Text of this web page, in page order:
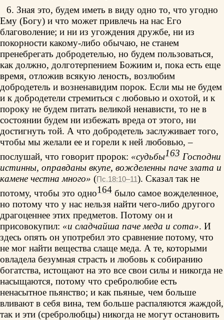
6. Зная это, будем иметь в виду одно то, что угодно
Ему (Богу) и что может привлечь на нас Его
благоволение; и ни из угождения дружбе, ни из
покорности какому-либо обычаю, не станем
пренебрегать добродетелью, но будем пользоваться,
как должно, долготерпением Божиим и, пока есть еще
время, отложив всякую леность, возлюбим
добродетель и возненавидим порок. Если мы не будем
и к добродетели стремиться с любовью и охотой, и к
пороку не будем питать великой ненависти, то не в
состоянии будем ни избежать вреда от этого, ни
достигнуть той. А что добродетель заслуживает того,
чтобы мы желали ее и горели к ней любовью, –
послушай, что говорит пророк: «судьбы163 Господни
истинны, оправданы вкупе, вожделенны паче злата и
камене честна много» (Пс.18:10–11). Сказал так не
потому, чтобы это одно164 было самое вожделенное,
но потому что у нас нельзя найти чего-либо другого
драгоценнее этих предметов. Потому он и
присовокупил: «и сладчайша паче меда и сота». И
здесь опять он употребил это сравнение потому, что
не мог найти вещества слаще меда. А те, которыми
овладела безумная страсть и любовь к собиранию
богатства, истощают на это все свои силы и никогда не
насыщаются, потому что сребролюбие есть
ненасытное пьянство; и как пьяные, чем больше
вливают в себя вина, тем больше распаляются жаждой,
так и эти (сребролюбцы) никогда не могут остановить